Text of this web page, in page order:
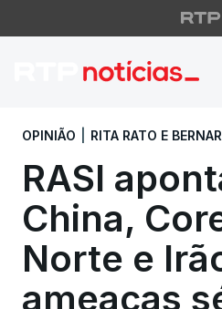
RASI
OPINIÃO RITA RATO E
RASI
China,
Norte e
ameaças